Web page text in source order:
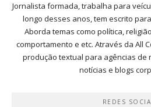
Jornalista formada, trabalha para
longo desses anos, tem escrito
Aborda temas como política,
comportamento e etc. Através da All
produção textual para agências de
notícias e blogs
REDES